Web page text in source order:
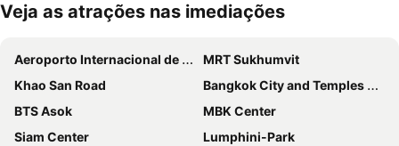
Ampliar mapa
Veja as atrações nas imediações
Aeroporto Internacional de Suvarnabhumi
MRT Sukhumvit
Khao San Road
Bangkok City and Temples Tour
BTS Asok
MBK Center
Siam Center
Lumphini-Park